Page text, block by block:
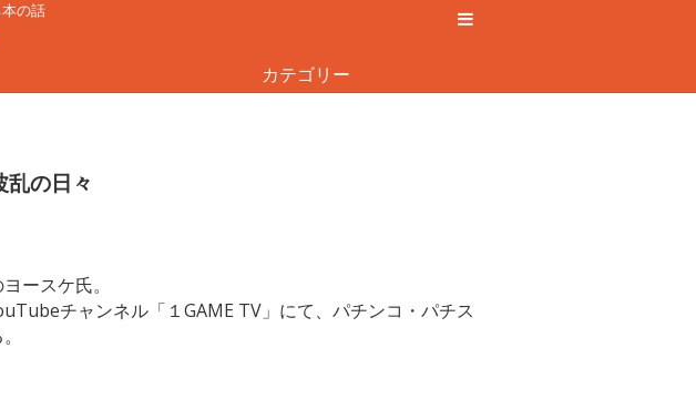
の話
カテゴリー
の日々
ースケ氏。
チャンネル「１GAME TV」にて、パチンコ・パチス